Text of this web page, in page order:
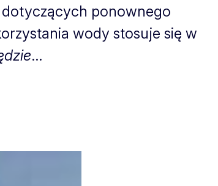
ponownego
wody stosuje się w
...